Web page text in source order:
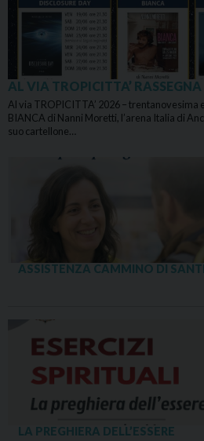
AL VIA TROPICITTA’ RASSEGNA
Al via TROPICITTA’ 2026 – trentanovesima
BIANCA di Nanni Moretti, l’arena Italia di
suo cartellone…
ASSISTENZA CAMMINO DI
LA PREGHIERA DELL’ESSERE